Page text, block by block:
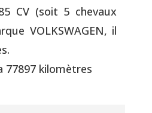
CV (soit 5 chevaux
VOLKSWAGEN, il
77897 kilomètres